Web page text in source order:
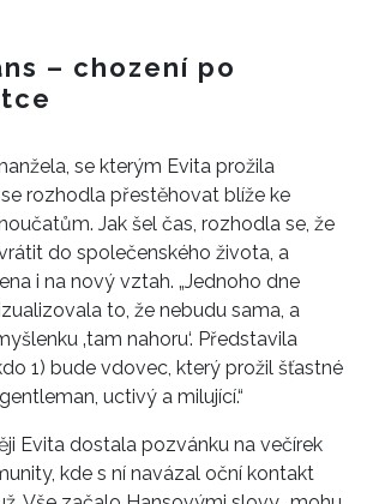
– chození po
se kterým Evita prožila
rozhodla přestěhovat blíže ke
Jak šel čas, rozhodla se, že
do společenského života, a
i na nový vztah. „Jednoho dne
to, že nebudu sama, a
‚tam nahoru‘. Představila
1) bude vdovec, který prožil šťastné
uctivý a milující.“
Evita dostala pozvánku na večírek
kde s ní navázal oční kontakt